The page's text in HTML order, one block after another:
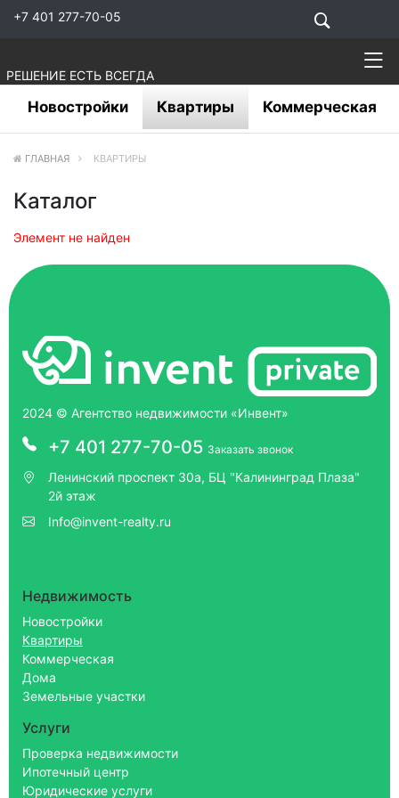
+7 401 277-70-05
РЕШЕНИЕ ЕСТЬ ВСЕГДА
Новостройки Квартиры Коммерческая
ГЛАВНАЯ КВАРТИРЫ
Каталог
Элемент не найден
2024 © Агентство недвижимости «Инвент»
+7 401 277-70-05 Заказать звонок
Ленинский проспект 30а, БЦ "Калининград Плаза"
2й этаж
Info@invent-realty.ru
Недвижимость
Новостройки
Квартиры
Коммерческая
Дома
Земельные участки
Услуги
Проверка недвижимости
Ипотечный центр
Юридические услуги